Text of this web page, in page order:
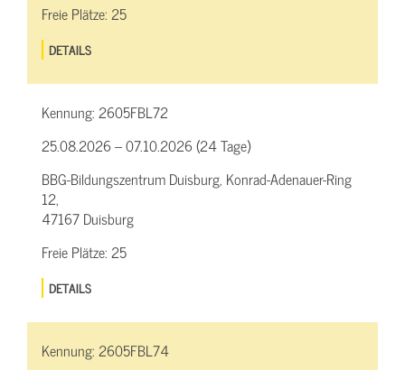
Freie Plätze:25
DETAILS
Kennung:2605FBL72
25.08.2026 – 07.10.2026 (24 Tage)
BBG-Bildungszentrum Duisburg, Konrad-Adenauer-Ring
12,
47167 Duisburg
Freie Plätze:25
DETAILS
Kennung:2605FBL74